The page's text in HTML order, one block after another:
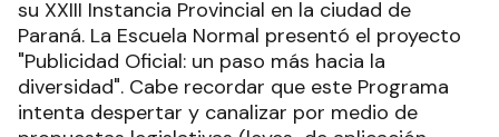
su XXIII Instancia Provincial en la ciudad de
Paraná. La Escuela Normal presentó el proyecto
"Publicidad Oficial: un paso más hacia la
diversidad". Cabe recordar que este Programa
intenta despertar y canalizar por medio de